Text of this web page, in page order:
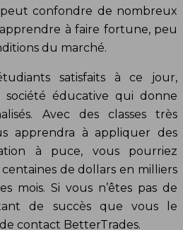
confondre de nombreux
à faire fortune, peu
du marché.
satisfaits à ce jour,
société éducative qui donne
Avec des classes très
apprendra à appliquer des
à puce, vous pourriez
de dollars en milliers
mois. Si vous n’êtes pas de
de succès que vous le
contact BetterTrades.